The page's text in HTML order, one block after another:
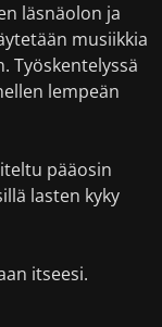
läsnäolon ja
musiikkia
Työskentelyssä
lempeän
pääosin
lasten kyky
itseesi.